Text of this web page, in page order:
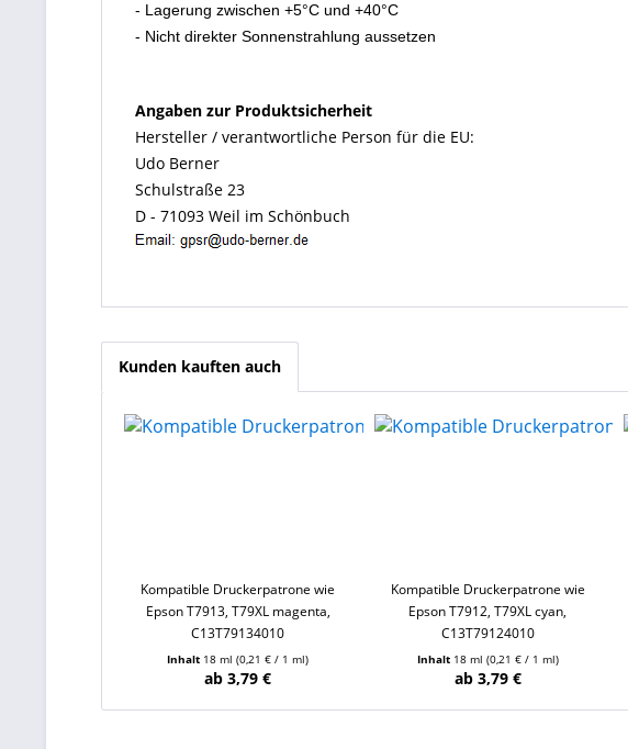
- Lagerung zwischen +5°C und +40°C
- Nicht direkter Sonnenstrahlung aussetzen
Angaben zur Produktsicherheit
Hersteller / verantwortliche Person für die EU:
Udo Berner
Schulstraße 23
D - 71093 Weil im Schönbuch
Kunden kauften auch
Kompatible Druckerpatrone wie
Epson T7913, T79XL magenta,
C13T79134010
Inhalt 18 ml(0,21 € / 1 ml)
ab 3,79 €
Kompatible Druckerpatrone wie
Epson T7912, T79XL cyan,
C13T79124010
Inhalt 18 ml (0,21 € / 1 ml)
ab 3,79 €